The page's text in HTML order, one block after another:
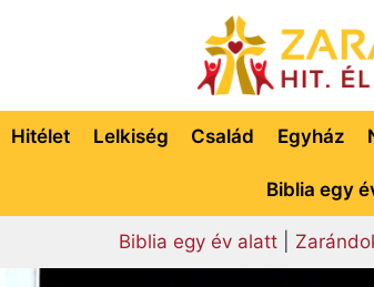
Hitélet Lelkiség Család Egyház
Biblia egy
Biblia egy év alatt|